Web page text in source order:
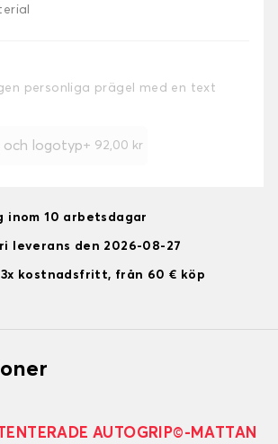
personliga prägel med en text
logotyp+ 92,00 kr
inom 10 arbetsdagar
leverans den 2026-08-27
kostnadsfritt, från 60 € köp
AUTOGRIP©-MATTAN